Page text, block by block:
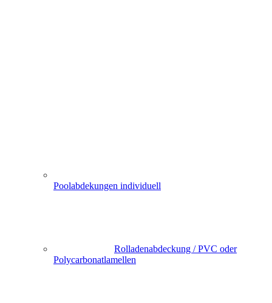
Poolabdekungen individuell
Rolladenabdeckung / PVC oder
Polycarbonatlamellen